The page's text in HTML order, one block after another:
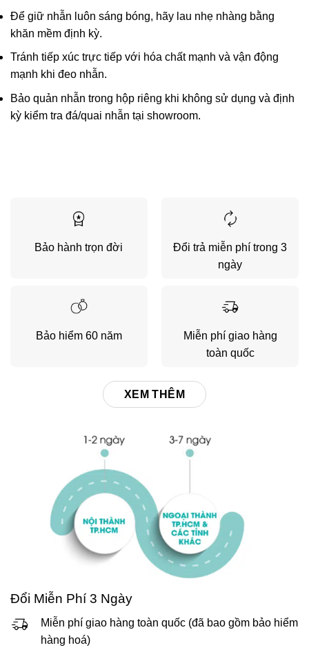
Để giữ nhẫn luôn sáng bóng, hãy lau nhẹ nhàng bằng
khăn mềm định kỳ.
Tránh tiếp xúc trực tiếp với hóa chất mạnh và vận động
mạnh khi đeo nhẫn.
Bảo quản nhẫn trong hộp riêng khi không sử dụng và định
kỳ kiểm tra đá/quai nhẫn tại showroom.
Bảo hành trọn đời
Đổi trả miễn phí trong 3
ngày
Bảo hiểm 60 năm
Miễn phí giao hàng
toàn quốc
XEM THÊM
Đổi Miễn Phí 3 Ngày
Miễn phí giao hàng toàn quốc (đã bao gồm bảo hiểm
hàng hoá)